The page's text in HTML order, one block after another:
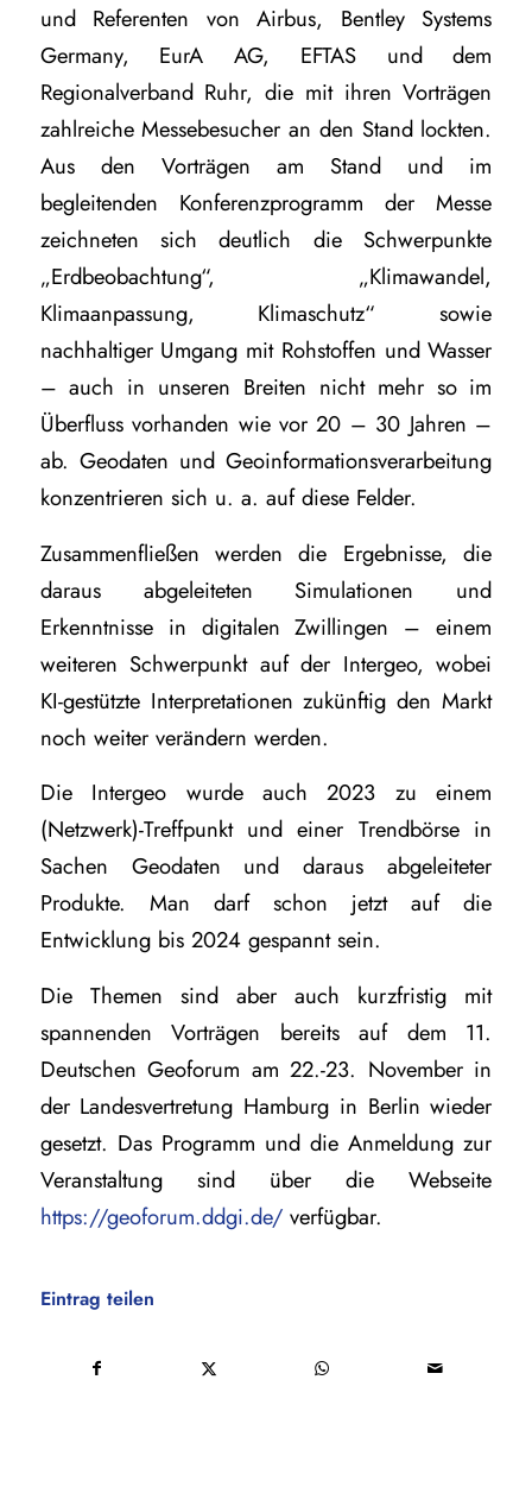
und Referenten von Airbus, Bentley Systems
Germany, EurA AG, EFTAS und dem
Regionalverband Ruhr, die mit ihren Vorträgen
zahlreiche Messebesucher an den Stand lockten.
Aus den Vorträgen am Stand und im
begleitenden Konferenzprogramm der Messe
zeichneten sich deutlich die Schwerpunkte
„Erdbeobachtung“, „Klimawandel,
Klimaanpassung, Klimaschutz“ sowie
nachhaltiger Umgang mit Rohstoffen und Wasser
– auch in unseren Breiten nicht mehr so im
Überfluss vorhanden wie vor 20 – 30 Jahren –
ab. Geodaten und Geoinformationsverarbeitung
konzentrieren sich u. a. auf diese Felder.
Zusammenfließen werden die Ergebnisse, die
daraus abgeleiteten Simulationen und
Erkenntnisse in digitalen Zwillingen – einem
weiteren Schwerpunkt auf der Intergeo, wobei
KI-gestützte Interpretationen zukünftig den Markt
noch weiter verändern werden.
Die Intergeo wurde auch 2023 zu einem
(Netzwerk)-Treffpunkt und einer Trendbörse in
Sachen Geodaten und daraus abgeleiteter
Produkte. Man darf schon jetzt auf die
Entwicklung bis 2024 gespannt sein.
Die Themen sind aber auch kurzfristig mit
spannenden Vorträgen bereits auf dem 11.
Deutschen Geoforum am 22.-23. November in
der Landesvertretung Hamburg in Berlin wieder
gesetzt. Das Programm und die Anmeldung zur
Veranstaltung sind über die Webseite
https://geoforum.ddgi.de/verfügbar.
Eintrag teilen